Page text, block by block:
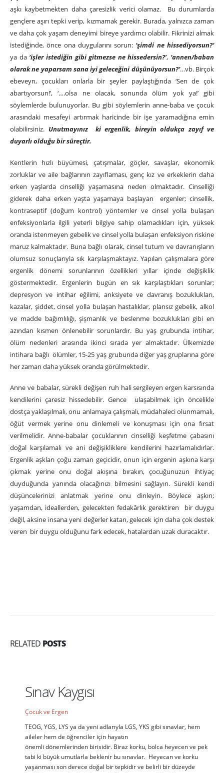
aşkı kaybetmekten daha çaresizlik verici olamaz. Bu durumlarda
gençlere aşırı tepki verip, kızmamak gerekir. Burada, yalnızca zaman
ve daha çok yaşam deneyimi bireye yardımcı olabilir. Fikrinizi almak
istediğinde, önce ona duygularını sorun: ‘şimdi ne hissediyorsun?‘
ya da ‘işler istediğin gibi gitmezse ne hissedersin?’, ‘annen/baban
olarak ne yaparsam sana iyi geleceğini düşünüyorsun?’…vb. Birçok
ebeveyn, çocukları onlarla bir şeyler paylaştığında ‘Sen de çok
abartıyorsun!’, ‘….olsa ne olacak, sonunda ölüm yok ya!’ gibi
söylemlerde bulunuyorlar. Bu gibi söylemlerin anne-baba ve çocuk
arasındaki mesafeyi artırmak haricinde bir işe yaramadığına emin
olabilirsiniz. Unutmayınız ki ergenlik, bireyin oldukça zayıf ve
duyarlı olduğu bir süreçtir.
Kentlerin hızlı büyümesi, çatışmalar, göçler, savaşlar, ekonomik
zorluklar ve aile bağlarının zayıflaması, genç kız ve erkeklerin daha
erken yaşlarda cinselliği yaşamasına neden olmaktadır. Cinselliği
giderek daha erken yaşta yaşamaya başlayan ergenler; cinsellik,
kontraseptif (doğum kontrol) yöntemler ve cinsel yolla bulaşan
enfeksiyonlarla ilgili yeterli bilgiye sahip olamadıkları için, yüksek
oranda istenmeyen gebelik ve cinsel yolla bulaşan enfeksiyon riskine
maruz kalmaktadır. Buna bağlı olarak, cinsel tutum ve davranışların
olumsuz sonuçlarıyla sık karşılaşmaktayız. Yapılan çalışmalara göre
ergenlik dönemi sorunlarının özellikleri yıllar içinde değişiklik
göstermektedir. Ergenlerin bugün en sık karşılaştıkları sorunlar;
depresyon ve intihar eğilimi, anksiyete ve davranış bozuklukları,
kazalar, şiddet, cinsel yolla bulaşan hastalıklar, plansız gebelik, alkol
ve madde bağımlılığı, şişmanlık ve beslenme bozuklukları gibi en
azından kısmen önlenebilir sorunlardır. Bu yaş grubunda intihar,
ölüm nedenleri arasında ikinci sırada yer almaktadır. Ülkemizde
intihara bağlı ölümler, 15-25 yaş grubunda diğer yaş gruplarına göre
her zaman daha yüksek oranda görülmektedir.
Anne ve babalar, sürekli değişen ruh hali sergileyen ergen karsısında
kendilerini çaresiz hissedebilir. Gence ulaşabilmek için öncelikle
dostça yaklaşılmalı, onu anlamaya çalışmalı, müdahaleci olunmamalı,
öğüt vermek yerine onu dinlemeli ve konuşması için ona fırsat
verilmelidir. Anne-babalar çocuklarının cinselliği keşfetme çabasını
doğal karşılamalı ve ani değişikliklere kendilerini hazırlamalıdırlar.
Ergenlik aşkları çoğu zaman geçicidir, onun için ergenin aşkına karşı
çıkmak yerine onu doğal akışına bırakın, çocuğunuzun ihtiyaç
duyduğunda yanında olacağınızı bilmesini sağlayın. Sürekli kendi
düşüncelerinizi anlatmak yerine onu dinleyin. Böylece aşkın;
yaşamdan, ideallerden, gelecekten fedakârlık gerektiren bir duygu
değil, aksine insana yeni değerler katan, gelecek için daha çok destek
veren bir duygu olduğunu fark edecek, hatalardan uzak duracaktır.
RELATED POSTS
Sınav Kaygısı
Çocuk ve Ergen
TEOG, YGS, LYS ya da yeni adlarıyla LGS, YKS gibi sınavlar, hem
aileler hem de öğrenciler için hayatın
önemli dönemlerinden birisidir. Biraz korku, bolca heyecen ve pek
tabi ki büyük umutlarla beklenir bu sınavlar. Heyecan ve korku
yaşanması son derece doğal bir tepkidir ve belirli bir düzeyde